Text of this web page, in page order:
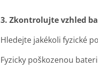
3. Zkontrolujte vzhled
Hledejte jakékoli fyzické
Fyzicky poškozenou